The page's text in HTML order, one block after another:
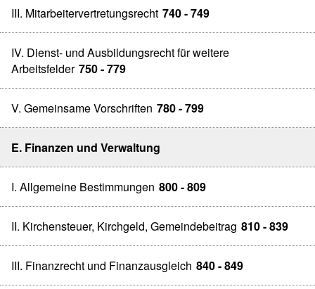
III. Mitarbeitervertretungsrecht 740 - 749
IV. Dienst- und Ausbildungsrecht für weitere
Arbeitsfelder 750 - 779
V. Gemeinsame Vorschriften 780 - 799
E. Finanzen und Verwaltung
I. Allgemeine Bestimmungen 800 - 809
II. Kirchensteuer, Kirchgeld, Gemeindebeitrag 810 - 839
III. Finanzrecht und Finanzausgleich 840 - 849